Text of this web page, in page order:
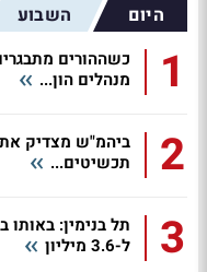
היום השבוע
1
כשההורים
מנהלים הון...
2
ביהמ"ש מצדיק את
תכשיטים...
3
ל-3.6 מיליון